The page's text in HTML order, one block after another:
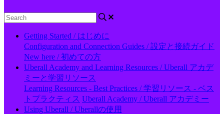
Getting Started / はじめに
Configuration and Connection Guides / 設定と接続ガイド
New here / 初めての方
Uberall Academy and Learning Resources / Uberall アカデ
ミーと学習リソース
Learning Resources - Best Practices / 学習リソース - ベス
トプラクティス Uberall Academy / Uberall アカデミー
Using Uberall / Uberallの使用